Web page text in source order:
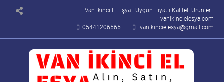
Van İkinci El Eşya | Uygun Fiyatlı Kaliteli Ürünler |
vanikincielesya.com
05441206565
vanikincielesya@gmail.com